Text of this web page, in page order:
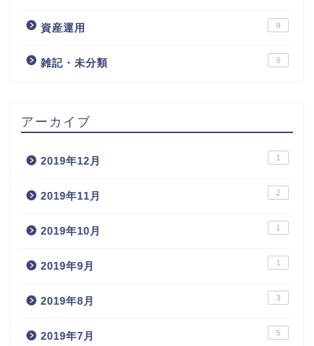
資産運用 9
雑記・未分類 9
アーカイブ
2019年12月 1
2019年11月 2
2019年10月 1
2019年9月 1
2019年8月 3
2019年7月 5